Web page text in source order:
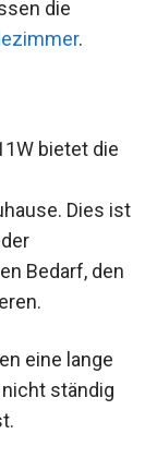
die
.
bietet die
Dies ist
Bedarf, den
eine lange
ständig